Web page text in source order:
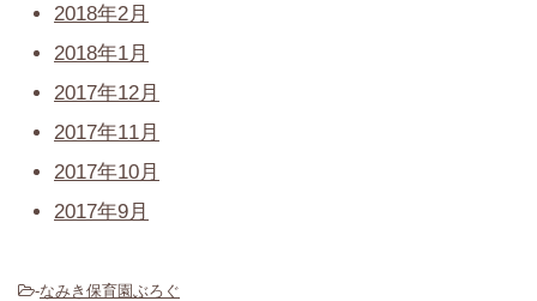
2018年2月
2018年1月
2017年12月
2017年11月
2017年10月
2017年9月
-なみき保育園ぶろぐ